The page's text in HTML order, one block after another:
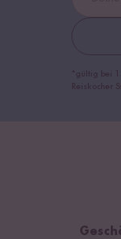
*gültig bei
Reiskocher